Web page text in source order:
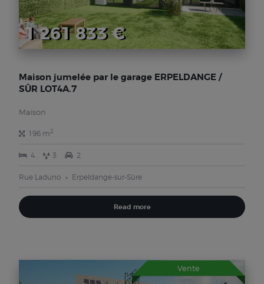
1 261 833 €
Maison jumelée par le garage ERPELDANGE /
SÛR LOT4A.7
Maison
196 m2
4 3 2
Rue Laduno Erpeldange-sur-Sûre
Read more
Vente